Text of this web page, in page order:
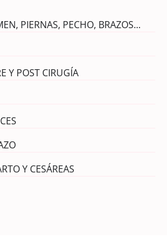
PIERNAS, PECHO, BRAZOS...
Y POST CIRUGÍA
Y CESÁREAS